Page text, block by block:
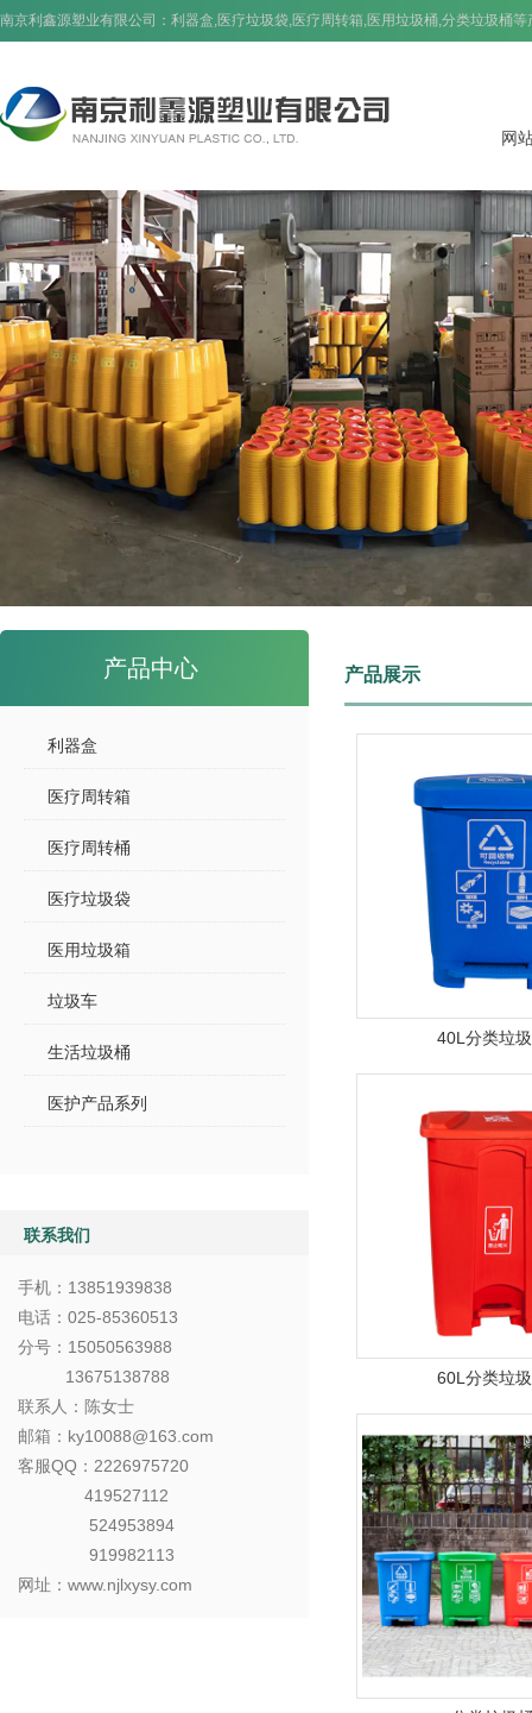
南京利鑫源塑业有限公司： 利器盒,医疗垃圾袋,医疗周转箱,医用垃圾桶,分类垃圾桶等
网
产品中心
利器盒
医疗周转箱
医疗周转桶
医疗垃圾袋
医用垃圾箱
垃圾车
生活垃圾桶
医护产品系列
联系我们
手机： 13851939838
电话：025-85360513
分号：15050563988
13675138788
联系人：陈女士
邮箱：ky10088@163.com
客服QQ：2226975720
419527112
524953894
919982113
网址：www.njlxysy.com
产品展示
40L分类垃
60L分类垃